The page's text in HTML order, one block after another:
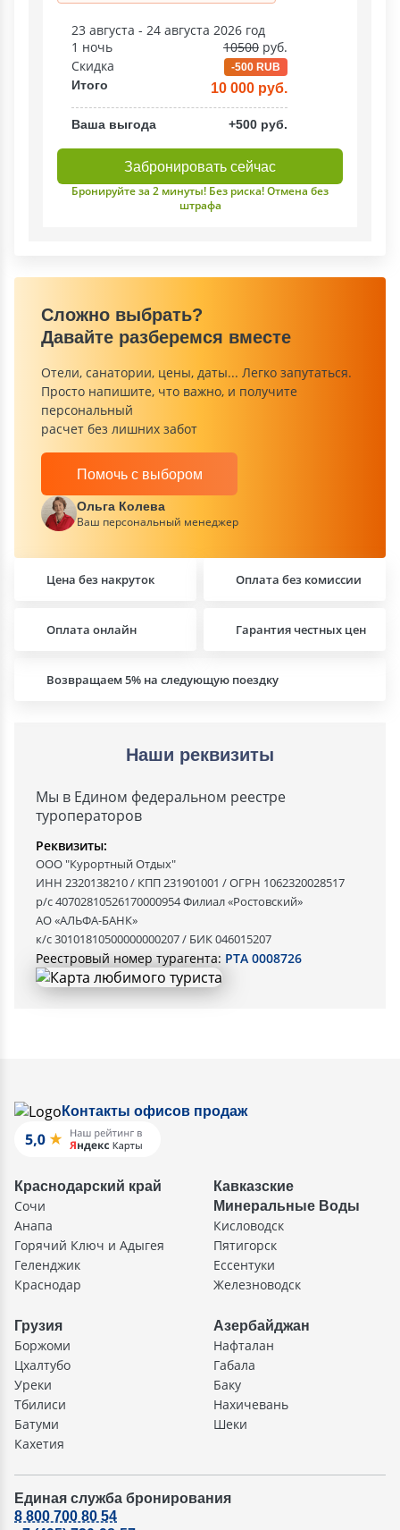
23 августа - 24 августа 2026 год
1 ночь
10500 руб.
Скидка
-500 RUB
Итого 10 000 руб.
Ваша выгода +500 руб.
Забронировать сейчас
Бронируйте за 2 минуты! Без риска! Отмена без
штрафа
Сложно выбрать?
Давайте разберемся вместе
Отели, санатории, цены, даты... Легко запутаться.
Просто напишите, что важно, и получите
персональный
расчет без лишних забот
Помочь с выбором
Ольга Колева
Ваш персональный менеджер
Цена без накруток Оплата без комиссии
Возвращаем 5% на следующую поездку
Оплата онлайн Гарантия честных цен
Наши реквизиты
Мы в Едином федеральном реестре
туроператоров
Реквизиты:
ООО "Курортный Отдых"
ИНН 2320138210 / КПП 231901001 / ОГРН 1062320028517
р/с 40702810526170000954 Филиал «Ростовский»
АО «АЛЬФА-БАНК»
к/с 30101810500000000207 / БИК 046015207
Реестровый номер турагента: РТА 0008726
Контакты офисов продаж
Краснодарский край
Сочи
Анапа
Горячий Ключ и Адыгея
Геленджик
Краснодар
Кавказские
Минеральные Воды
Кисловодск
Пятигорск
Ессентуки
Железноводск
Грузия
Боржоми
Цхалтубо
Уреки
Тбилиси
Батуми
Кахетия
Азербайджан
Нафталан
Габала
Баку
Нахичевань
Шеки
Единая служба бронирования
8 800 700 80 54